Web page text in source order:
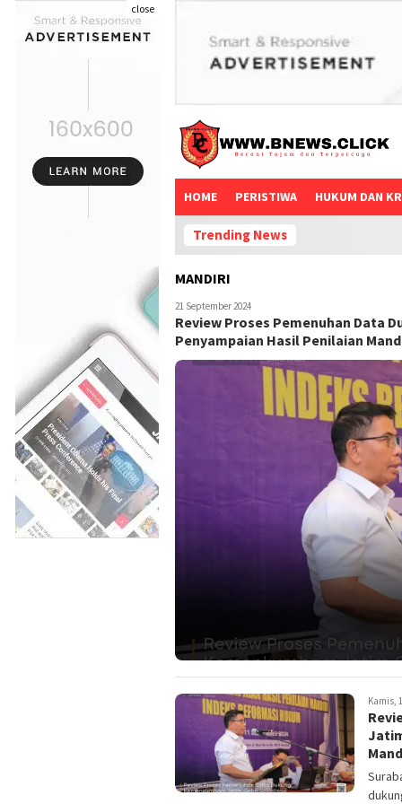
close
HOME PERISTIWA HUKUM DAN
Trending News
MANDIRI
21 September 2024
Review Proses Pemenuhan Data
Penyampaian Hasil Penilaian
Kamis,